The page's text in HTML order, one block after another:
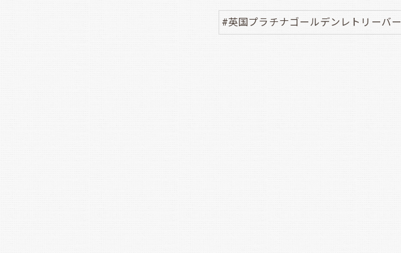
#英国プラチナゴールデンレトリーバー